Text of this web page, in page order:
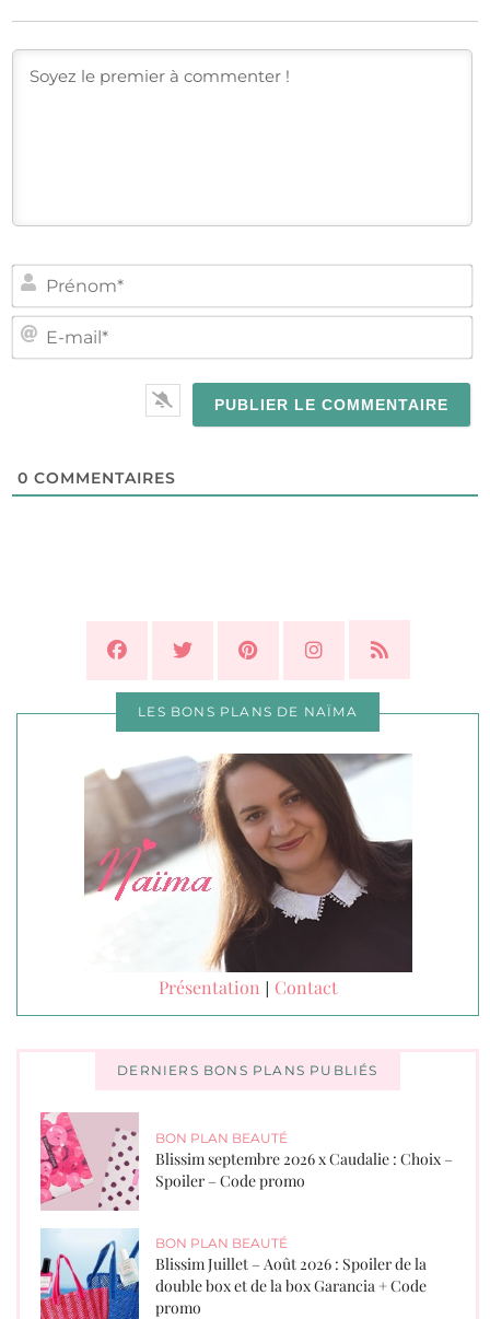
E-
0 COMMENTAIRES
LES BONS PLANS DE NAÏMA
Présentation | Contact
DERNIERS BONS PLANS PUBLIÉS
BON PLAN BEAUTÉ
Blissim septembre 2026 x Caudalie : Choix –
Spoiler – Code promo
BON PLAN BEAUTÉ
Blissim Juillet – Août 2026 : Spoiler de la
double box et de la box Garancia + Code
promo